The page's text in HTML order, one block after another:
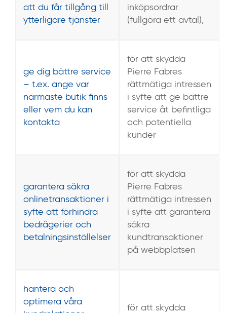
att du får tillgång till
ytterligare tjänster
inköpsordrar
(fullgöra ett avtal),
ge dig bättre service
– t.ex. ange var
närmaste butik finns
eller vem du kan
kontakta
för att skydda
Pierre Fabres
rättmätiga intressen
i syfte att ge bättre
service åt befintliga
och potentiella
kunder
garantera säkra
onlinetransaktioner i
syfte att förhindra
bedrägerier och
betalningsinställelser
för att skydda
Pierre Fabres
rättmätiga intressen
i syfte att garantera
säkra
kundtransaktioner
på webbplatsen
hantera och
optimera våra
för att skydda